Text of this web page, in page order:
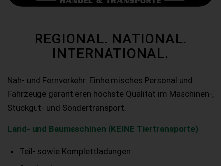
REGIONAL. NATIONAL.
INTERNATIONAL.
Nah- und Fernverkehr. Einheimisches Personal und
Fahrzeuge garantieren höchste Qualität im Maschinen-,
Stückgut- und Sondertransport.
Land- und Baumaschinen (KEINE Tiertransporte)
Teil- sowie Komplettladungen